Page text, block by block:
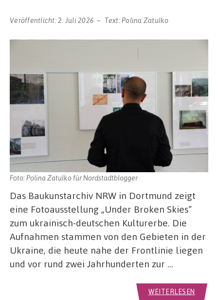
Veröffentlicht:2. Juli 2026 Text:Polina Zatulko
Foto: Polina Zatulko für Nordstadtblogger
Das Baukunstarchiv NRW in Dortmund zeigt
eine Fotoausstellung „Under Broken Skies“
zum ukrainisch-deutschen Kulturerbe. Die
Aufnahmen stammen von den Gebieten in der
Ukraine, die heute nahe der Frontlinie liegen
und vor rund zwei Jahrhunderten zur …
WEITERLESEN